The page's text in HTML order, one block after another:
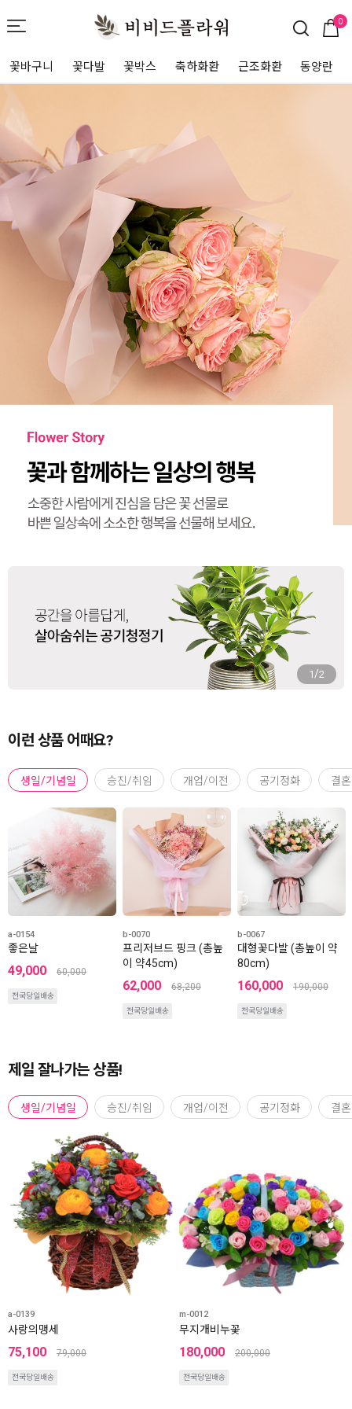
0
꽃바구니 꽃다발 꽃박스 축하화환 근조화환 동양란
2 /2
이런 상품 어때요?
생일/기념일 승진/취임 개업/이전 공기정화 결
a-0154
좋은날
49,000 60,000
전국당일배송
b-0070
프리저브드 핑크 (총높
이 약45cm)
62,000 68,200
전국당일배송
b-0067
대형꽃다발 (총높이 약
80cm)
160,000 190,000
전국당일배송
제일 잘나가는 상품!
생일/기념일 승진/취임 개업/이전 공기정화 결
a-0139
사랑의맹세
75,100 79,000
전국당일배송
m-0012
무지개비누꽃
180,000 200,000
전국당일배송